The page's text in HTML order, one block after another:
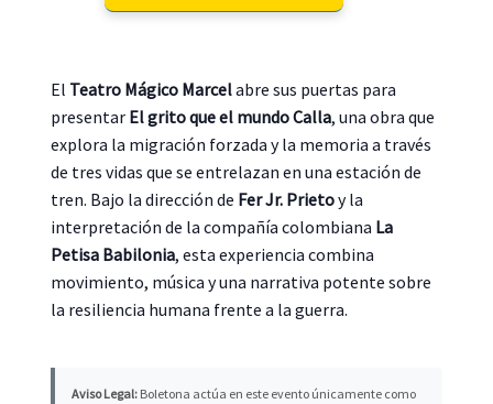
El Teatro Mágico Marcelabre sus puertas para
presentar El grito que el mundo Calla, una obra que
explora la migración forzada y la memoria a través
de tres vidas que se entrelazan en una estación de
tren. Bajo la dirección de Fer Jr. Prietoy la
interpretación de la compañía colombiana La
Petisa Babilonia, esta experiencia combina
movimiento, música y una narrativa potente sobre
la resiliencia humana frente a la guerra.
Aviso Legal: Boletona actúa en este evento únicamente como